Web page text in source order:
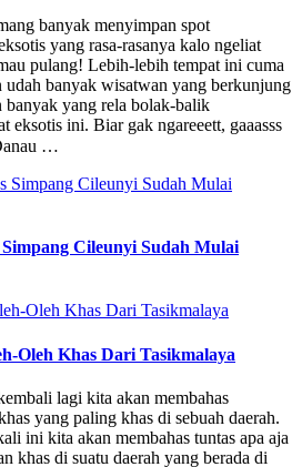
banyak menyimpan spot
yang rasa-rasanya kalo ngeliat
pulang! Lebih-lebih tempat ini cuma
udah banyak wisatwan yang berkunjung
banyak yang rela bolak-balik
eksotis ini. Biar gak ngareeett, gaaasss
…
Cileunyi Sudah Mulai
Oleh Khas Dari Tasikmalaya
lagi kita akan membahas
yang paling khas di sebuah daerah.
ini kita akan membahas tuntas apa aja
khas di suatu daerah yang berada di